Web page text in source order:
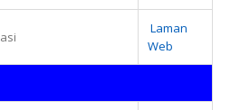
Laman
Web